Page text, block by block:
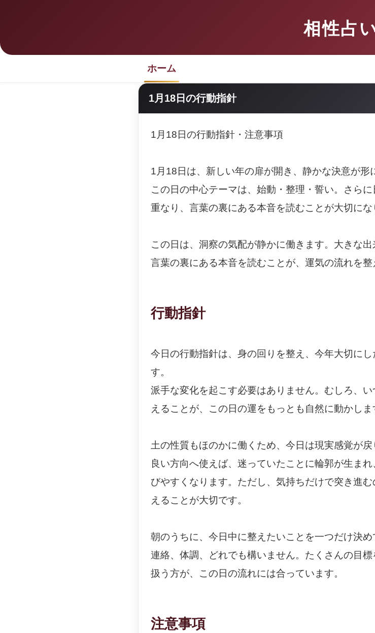
相性占
ホーム
1月18日の行動指針
1月18日の行動指針・注意事項
1月18日は、新しい年の扉が開き、静かな決意が形
この日の中心テーマは、始動・整理・誓い。さら
重なり、言葉の裏にある本音を読むことが大切にな
この日は、洞察の気配が静かに働きます。大きな
言葉の裏にある本音を読むことが、運気の流れを整
行動指針
今日の行動指針は、身の回りを整え、今年大切に
す。
派手な変化を起こす必要はありません。むしろ、
えることが、この日の運をもっとも自然に動かしま
土の性質もほのかに働くため、今日は現実感覚が
良い方向へ使えば、迷っていたことに輪郭が生ま
びやすくなります。ただし、気持ちだけで突き進
えることが大切です。
朝のうちに、今日中に整えたいことを一つだけ決め
連絡、体調、どれでも構いません。たくさんの目
扱う方が、この日の流れには合っています。
注意事項